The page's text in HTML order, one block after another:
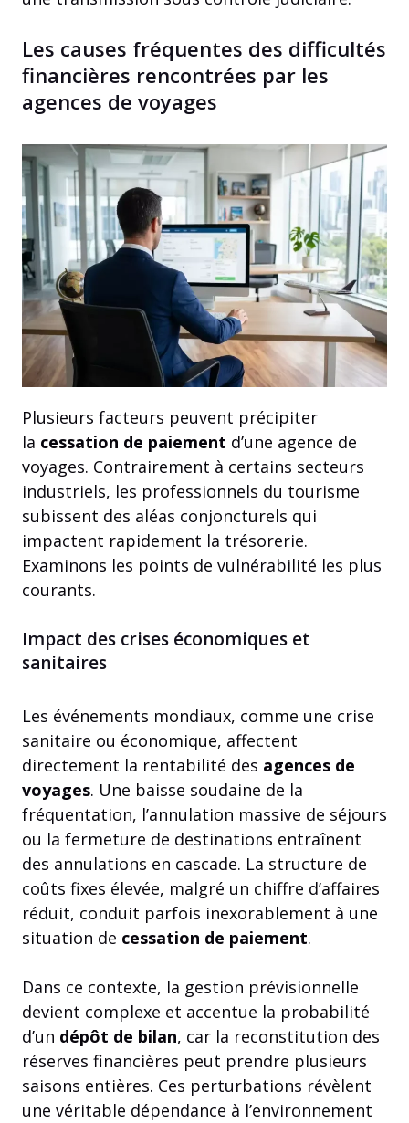
Les causes fréquentes des difficultés
financières rencontrées par les
agences de voyages
Plusieurs facteurs peuvent précipiter
la cessation de paiement d’une agence de
voyages. Contrairement à certains secteurs
industriels, les professionnels du tourisme
subissent des aléas conjoncturels qui
impactent rapidement la trésorerie.
Examinons les points de vulnérabilité les plus
courants.
Impact des crises économiques et
sanitaires
Les événements mondiaux, comme une crise
sanitaire ou économique, affectent
directement la rentabilité des agences de
voyages. Une baisse soudaine de la
fréquentation, l’annulation massive de séjours
ou la fermeture de destinations entraînent
des annulations en cascade. La structure de
coûts fixes élevée, malgré un chiffre d’affaires
réduit, conduit parfois inexorablement à une
situation de cessation de paiement.
Dans ce contexte, la gestion prévisionnelle
devient complexe et accentue la probabilité
d’un dépôt de bilan, car la reconstitution des
réserves financières peut prendre plusieurs
saisons entières. Ces perturbations révèlent
une véritable dépendance à l’environnement